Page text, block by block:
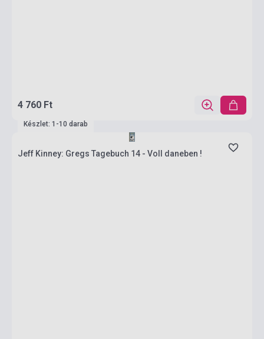
4 760 Ft
Készlet: 1-10 darab
Jeff Kinney: Gregs Tagebuch 14 - Voll daneben !